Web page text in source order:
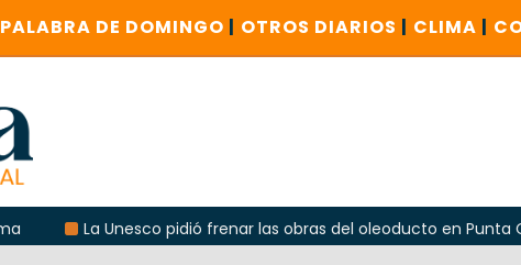
PALABRA DE DOMINGO | OTROS DIARIOS | CLIMA |
La Unesco pidió frenar las obras del oleoducto en Punta Colorada